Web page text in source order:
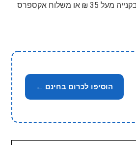
עם משלוח רגיל חינם בקנייה מעל 395 ₪, או משלוח כלכלי חינם בקנייה מעל 35 ₪ או משלוח אקספרס
הוסיפו לכרום בחינם ←